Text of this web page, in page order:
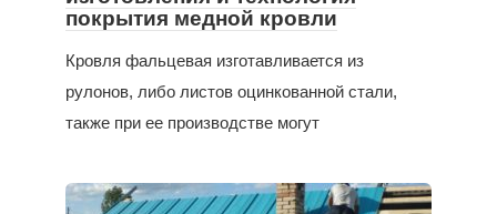
покрытия медной кровли
Кровля фальцевая изготавливается из
рулонов, либо листов оцинкованной стали,
также при ее производстве могут